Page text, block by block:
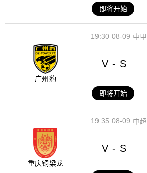
即将开始
08-09
19:30 中甲
广州豹
V - S
即将开始
08-09
19:35 中超
重庆铜梁龙
V - S